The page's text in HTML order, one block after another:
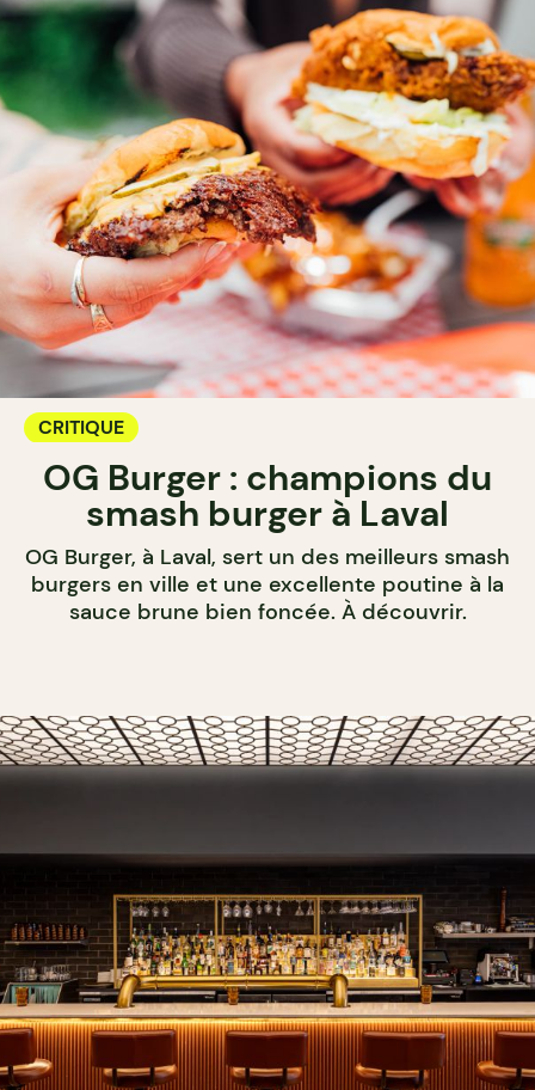
CRITIQUE
OG Burger : champions du
smash burger à Laval
OG Burger, à Laval, sert un des meilleurs smash
burgers en ville et une excellente poutine à la
sauce brune bien foncée. À découvrir.